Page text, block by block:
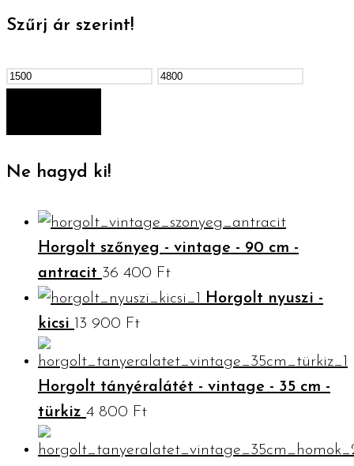
Szűrj ár szerint!
Min
Max
Ne hagyd ki!
Horgolt szőnyeg - vintage - 90 cm -
antracit 36 400 Ft
Horgolt nyuszi -
kicsi 13 900 Ft
Horgolt tányéralátét - vintage - 35 cm -
türkiz 4 800 Ft